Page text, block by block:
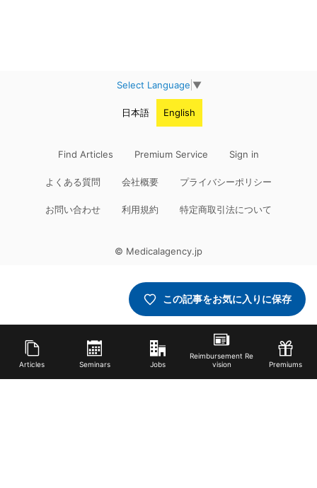
Articles Seminars Jobs
Reimbursement Re
vision
Premiums
この記事をお気に入りに保存
Select Language ▼
日本語 English
Find Articles Premium Service Sign in
よくある質問 会社概要 プライバシーポリシー
お問い合わせ 利用規約 特定商取引法について
© Medicalagency.jp